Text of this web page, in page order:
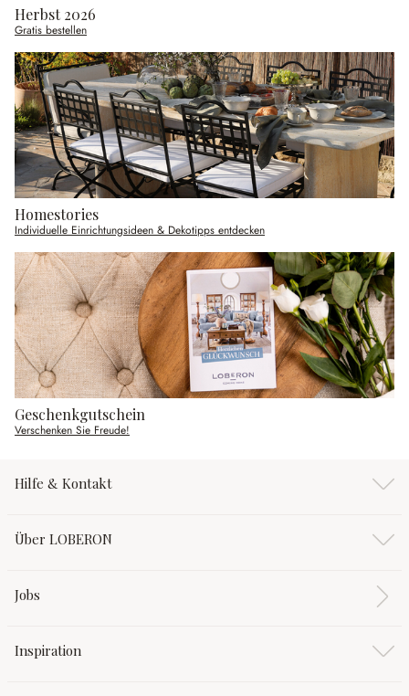
Herbst 2026
Gratis bestellen
Homestories
Individuelle Einrichtungsideen & Dekotipps entdecken
Geschenkgutschein
Verschenken Sie Freude!
Hilfe & Kontakt
Über LOBERON
Jobs
Inspiration